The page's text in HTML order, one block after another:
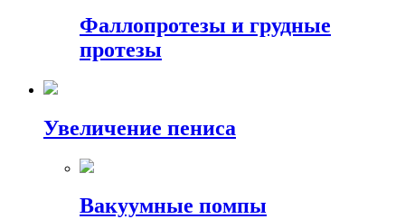
Фаллопротезы и грудные
протезы
Увеличение пениса
Вакуумные помпы